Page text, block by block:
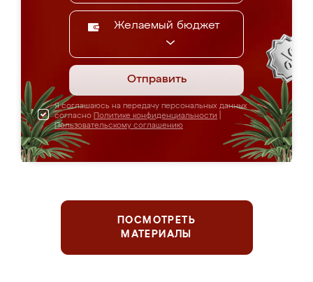
Желаемый бюджет
Отправить
Я соглашаюсь на передачу персональных данных
согласно Политике конфиденциальности
Пользовательскому соглашению
ПОСМОТРЕТЬ
МАТЕРИАЛЫ